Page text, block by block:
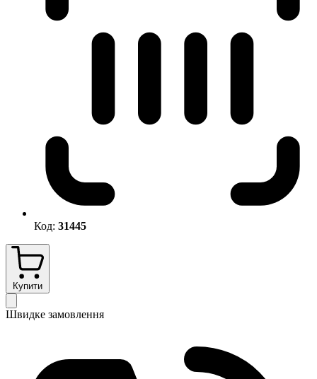
Код: 31445
Купити
Швидке замовлення